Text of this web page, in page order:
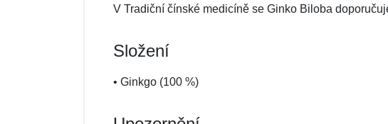
V Tradiční čínské medicíně se Ginko Biloba
Složení
• Ginkgo (100 %)